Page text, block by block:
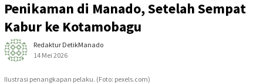
Penikaman di Manado, Setelah Sempat
Kabur ke Kotamobagu
Redaktur DetikManado
14 Mei 2026
Ilustrasi penangkapan pelaku. (Foto: pexels.com)